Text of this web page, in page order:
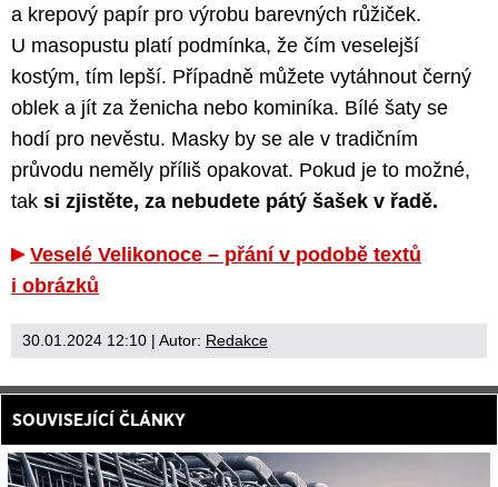
a krepový papír pro výrobu barevných růžiček.
U masopustu platí podmínka, že čím veselejší
kostým, tím lepší. Případně můžete vytáhnout černý
oblek a jít za ženicha nebo kominíka. Bílé šaty se
hodí pro nevěstu. Masky by se ale v tradičním
průvodu neměly příliš opakovat. Pokud je to možné,
tak si zjistěte, za nebudete pátý šašek v řadě.
Veselé Velikonoce – přání v podobě textů
i obrázků
30.01.2024 12:10 | Autor: Redakce
SOUVISEJÍCÍ ČLÁNKY